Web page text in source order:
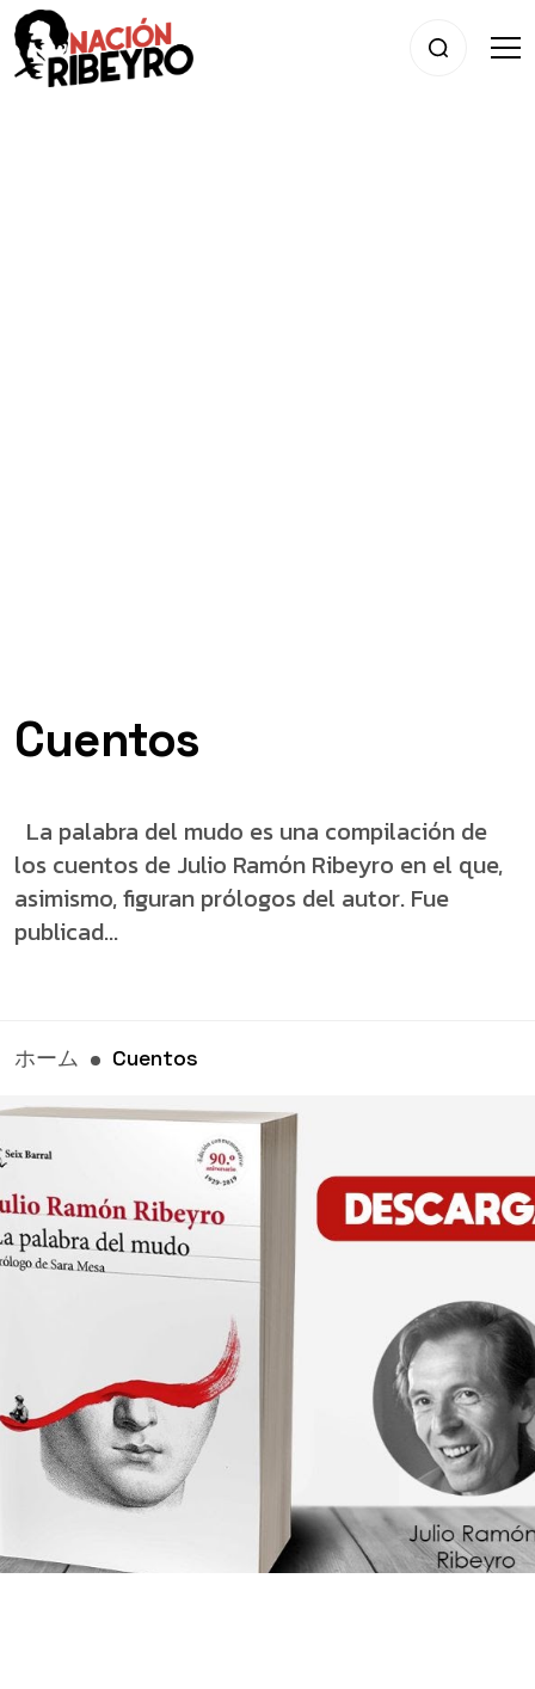
Cuentos
La palabra del mudo es una compilación de
los cuentos de Julio Ramón Ribeyro en el que,
asimismo, figuran prólogos del autor. Fue
publicad...
ホーム Cuentos